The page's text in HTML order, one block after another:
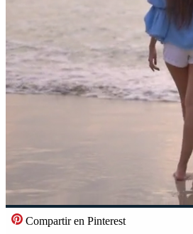
Compartir en Pinterest